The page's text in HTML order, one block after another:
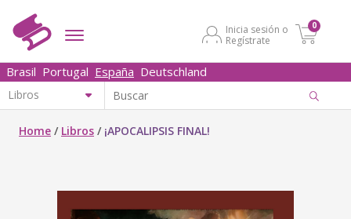
Inicia sesión o
Regístrate
0
Brasil Portugal España Deutschland
Home / Libros / ¡APOCALIPSIS FINAL!